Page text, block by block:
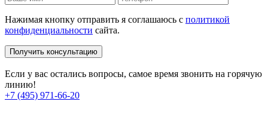
Нажимая кнопку отправить я соглашаюсь с политикой
конфиденциальности сайта.
Получить консультацию
Если у вас остались вопросы, самое время звонить на горячую
линию!
+7 (495) 971-66-20